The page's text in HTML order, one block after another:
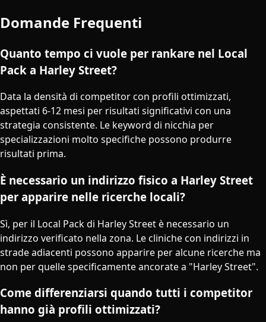
Domande Frequenti
Quanto tempo ci vuole per rankare nel Local
Pack a Harley Street?
Data la densità di competitor con profili ottimizzati,
aspettati 6-12 mesi per risultati significativi con una
strategia consistente. Le keyword di nicchia per
specializzazioni molto specifiche possono produrre
risultati prima.
È necessario un indirizzo fisico a Harley Street
per apparire nelle ricerche locali?
Sì, per il Local Pack di Harley Street è necessario un
indirizzo verificato nella zona. Le cliniche con indirizzi in
strade adiacenti possono apparire per alcune ricerche ma
non per quelle specificamente ancorate a "Harley Street".
Come differenziarsi quando tutti i competitor
hanno già profili ottimizzati?